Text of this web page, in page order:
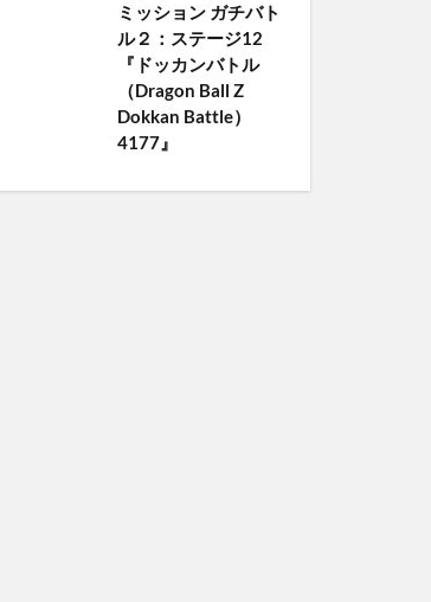
ミッション ガチバト
ル２：ステージ12
『ドッカンバトル
（Dragon Ball Z
Dokkan Battle）
4177』